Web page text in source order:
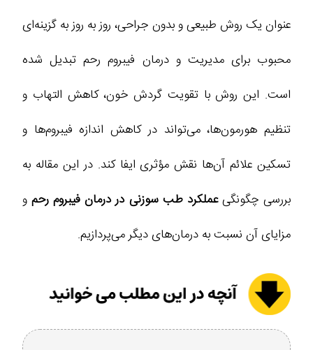
عنوان یک روش طبیعی و بدون جراحی، روز به روز به گزینه‌ای
محبوب برای مدیریت و درمان فیبروم رحم تبدیل شده
است. این روش با تقویت گردش خون، کاهش التهاب و
تنظیم هورمون‌ها، می‌تواند در کاهش اندازه فیبروم‌ها و
تسکین علائم آن‌ها نقش مؤثری ایفا کند. در این مقاله به
بررسی چگونگیعملکرد طب سوزنی در درمان فیبروم رحمو
مزایای آن نسبت به درمان‌های دیگر می‌پردازیم.